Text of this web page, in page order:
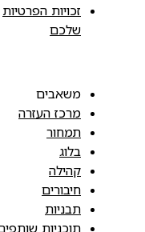
זכויות הפרטיות
שלכם
משאבים
מרכז העזרה
תמחור
בלוג
קהילה
חיבורים
תבניות
תוכניות שותפים